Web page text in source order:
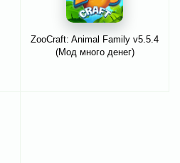
ZooCraft: Animal Family v5.5.4
(Мод много денег)